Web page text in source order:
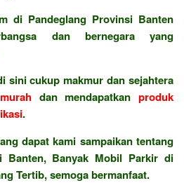
di Pandeglang Provinsi Banten
dan bernegara yang
sini cukup makmur dan sejahtera
murah dan mendapatkanproduk
.
dapat kami sampaikan tentang
Banten, Banyak Mobil Parkir di
Tertib, semoga bermanfaat.